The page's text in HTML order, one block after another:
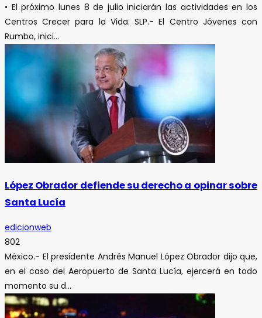
• El próximo lunes 8 de julio iniciarán las actividades en los
Centros Crecer para la Vida. SLP.- El Centro Jóvenes con
Rumbo, inici...
López Obrador defiende su derecho a opinar sobre
Santa Lucía
edicionweb
802
México.- El presidente Andrés Manuel López Obrador dijo que,
en el caso del Aeropuerto de Santa Lucía, ejercerá en todo
momento su d...